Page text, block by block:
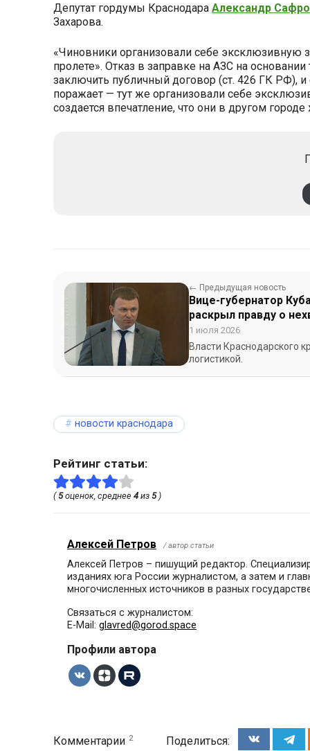
Депутат гордумы Краснодара Александр
Захарова.
«Чиновники организовали себе эксклюзивную
пролете». Отказ в заправке на АЗС на
заключить публичный договор (ст. 426 ГК РФ),
поражает — тут же организовали себе
создается впечатление, что они в другом
← Предыдущая новость
Вице-губернатор
раскрыл правду о
НПЗ
1 июля 2026
Власти Краснодарского
логистикой.
новости краснодара
Рейтинг статьи:
(5оценок, среднее 4 из 5)
Алексей Петров / автор статьи
Алексей Петров – пишущий редактор.
изданиях юга России журналистом, а затем и
многочисленных источников в разных
Связаться с журналистом:
E-Mail: glavred@gorod.space
Профили автора
Комментарии 2 Поделиться: